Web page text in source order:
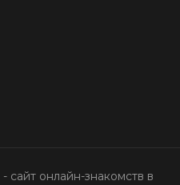
- сайт онлайн-знакомств в